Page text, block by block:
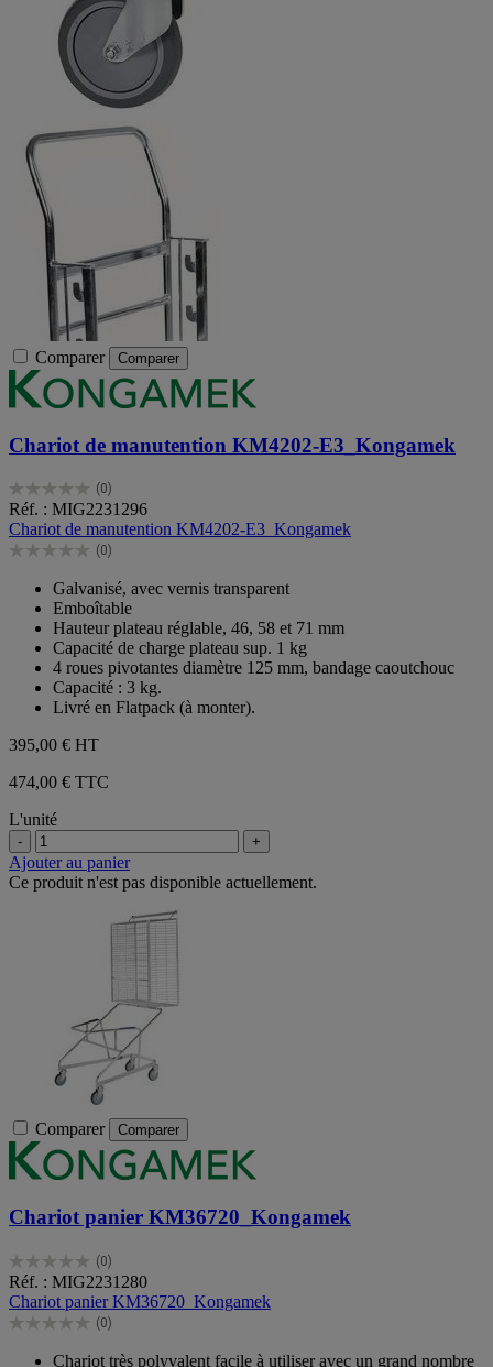
Comparer Comparer
Chariot de manutention KM4202-E3_Kongamek
(0)
0.0
sur
5
étoiles.
Réf. : MIG2231296
Chariot de manutention KM4202-E3_Kongamek
(0)
0.0
étoiles.
Galvanisé, avec vernis transparent
Emboîtable
Hauteur plateau réglable, 46, 58 et 71 mm
Capacité de charge plateau sup. 1 kg
4 roues pivotantes diamètre 125 mm, bandage caoutchouc
Capacité : 3 kg.
Livré en Flatpack (à monter).
395,00 € HT
474,00 € TTC
L'unité
- +
Ajouter au panier
Ce produit n'est pas disponible actuellement.
Comparer Comparer
Chariot panier KM36720_Kongamek
(0)
0.0
sur
5
étoiles.
Réf. : MIG2231280
Chariot panier KM36720_Kongamek
(0)
0.0
Chariot très polyvalent facile à utiliser avec un grand nombre